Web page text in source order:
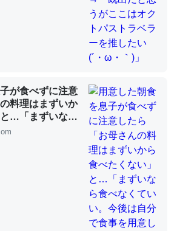
る。電池残量や充電中かが分かるので
いだった遠方の父67歳と僕。ITツール導入で
劇的に変化した｜tayorini by LIFULL介護
Echo Show 8を設定中でした。Prime
孝行もできる。一生で親と会える残
と1週間とかの人が多いそうだけど、
上に伸ばす効果があるはず……
いだった遠方の父67歳と僕。ITツール導入で
劇的に変化した｜tayorini by LIFULL介護
が食べずに注意
料理はまずいか
…「まずいなら
後は自分で食事